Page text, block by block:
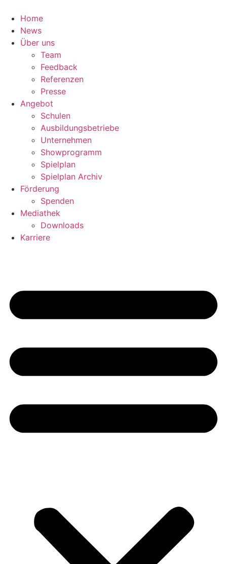
Inhalt
springen
Home
News
Über uns
Team
Feedback
Referenzen
Presse
Angebot
Schulen
Ausbildungsbetriebe
Unternehmen
Showprogramm
Spielplan
Spielplan Archiv
Förderung
Spenden
Mediathek
Downloads
Karriere